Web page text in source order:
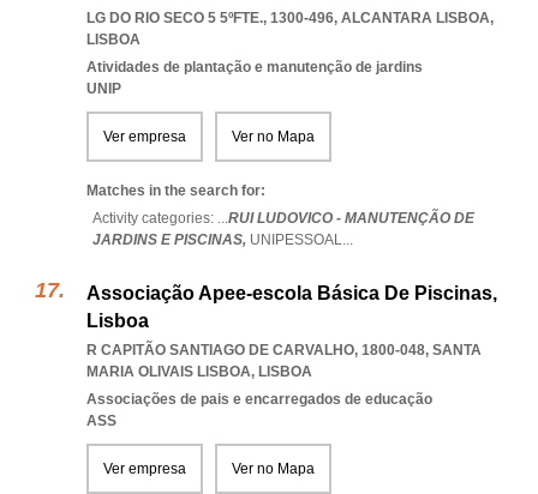
LG DO RIO SECO 5 5ºFTE., 1300-496, ALCANTARA LISBOA,
LISBOA
Atividades de plantação e manutenção de jardins
UNIP
Ver empresa Ver no Mapa
Matches in the search for:
Activity categories: ...RUI LUDOVICO - MANUTENÇÃO DE
JARDINS E PISCINAS, UNIPESSOAL...
Associação Apee-escola Básica De Piscinas,
Lisboa
R CAPITÃO SANTIAGO DE CARVALHO, 1800-048, SANTA
MARIA OLIVAIS LISBOA, LISBOA
Associações de pais e encarregados de educação
ASS
Ver empresa Ver no Mapa